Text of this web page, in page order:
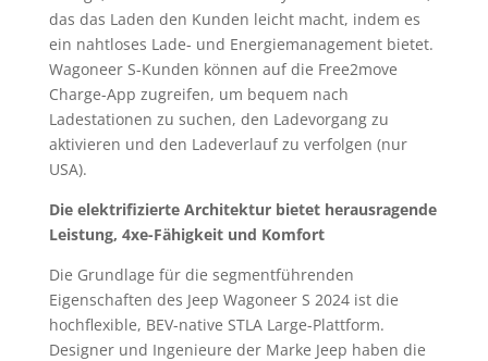
das das Laden den Kunden leicht macht, indem es
ein nahtloses Lade- und Energiemanagement bietet.
Wagoneer S-Kunden können auf die Free2move
Charge-App zugreifen, um bequem nach
Ladestationen zu suchen, den Ladevorgang zu
aktivieren und den Ladeverlauf zu verfolgen (nur
USA).
Die elektrifizierte Architektur bietet herausragende
Leistung, 4xe-Fähigkeit und Komfort
Die Grundlage für die segmentführenden
Eigenschaften des Jeep Wagoneer S 2024 ist die
hochflexible, BEV-native STLA Large-Plattform.
Designer und Ingenieure der Marke Jeep haben die